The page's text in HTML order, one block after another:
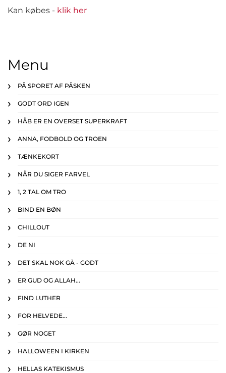
Kan købes - klik her
Menu
PÅ SPORET AF PÅSKEN
GODT ORD IGEN
HÅB ER EN OVERSET SUPERKRAFT
ANNA, FODBOLD OG TROEN
TÆNKEKORT
NÅR DU SIGER FARVEL
1, 2 TAL OM TRO
BIND EN BØN
CHILLOUT
DE NI
DET SKAL NOK GÅ - GODT
ER GUD OG ALLAH...
FIND LUTHER
FOR HELVEDE...
GØR NOGET
HALLOWEEN I KIRKEN
HELLAS KATEKISMUS